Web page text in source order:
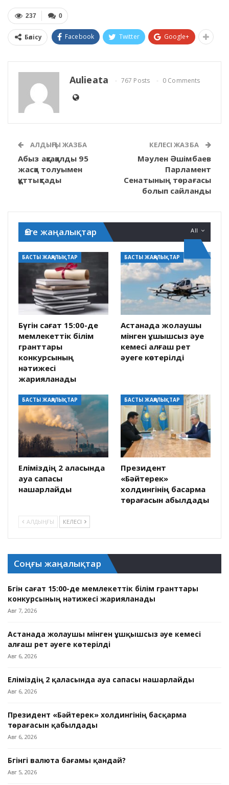
0
237
Бөлісу Facebook Twitter Google+
Aulieata 767 Posts 0 Comments
АЛДЫҢҒЫ ЖАЗБА
Абыз ақсақалды 95
жасқа толуымен
құттықтады
КЕЛЕСІ ЖАЗБА
Мәулен Әшімбаев
Парламент
Сенатының төрағасы
болып сайланды
All
Өзге жаңалықтар
БАСТЫ ЖАҢАЛЫҚТАР
Бүгін сағат 15:00-де
мемлекеттік білім
гранттары
конкурсының
нәтижесі
жарияланады
БАСТЫ ЖАҢАЛЫҚТАР
Астанада жолаушы
мінген ұшқышсыз әуе
кемесі алғаш рет
әуеге көтерілді
БАСТЫ ЖАҢАЛЫҚТАР
Еліміздің 2 қаласында
ауа сапасы
нашарлайды
БАСТЫ ЖАҢАЛЫҚТАР
Президент
«Бәйтерек»
холдингінің басқарма
төрағасын қабылдады
АЛДЫҢҒЫ КЕЛЕСІ
Соңғы жаңалықтар
Бүгін сағат 15:00-де мемлекеттік білім гранттары
конкурсының нәтижесі жарияланады
Авг 7, 2026
Астанада жолаушы мінген ұшқышсыз әуе кемесі
алғаш рет әуеге көтерілді
Авг 6, 2026
Еліміздің 2 қаласында ауа сапасы нашарлайды
Авг 6, 2026
Президент «Бәйтерек» холдингінің басқарма
төрағасын қабылдады
Авг 6, 2026
Бүгінгі валюта бағамы қандай?
Авг 5, 2026